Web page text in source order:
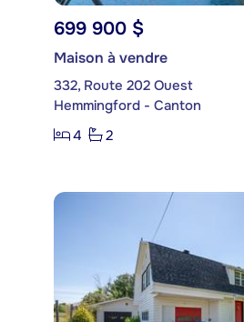
699 900 $
Maison à vendre
332, Route 202 Ouest
Hemmingford - Canton
4
2